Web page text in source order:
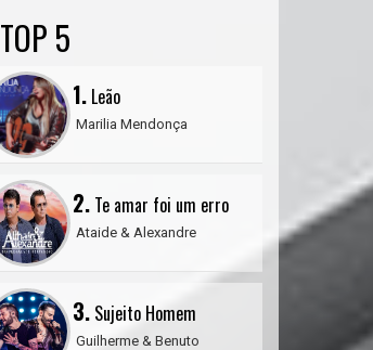
TOP 5
1.Leão
Marilia Mendonça
2.Te amar foi um erro
Ataide & Alexandre
3.Sujeito Homem
Guilherme & Benuto